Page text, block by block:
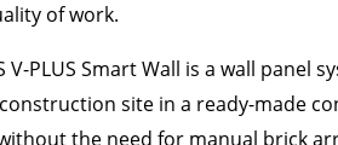
of work.
V-PLUS Smart Wall is a wall
site in a ready-made
the need for manual brick